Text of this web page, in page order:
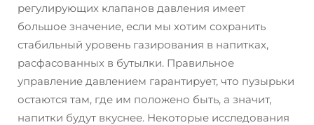
регулирующих клапанов давления имеет
большое значение, если мы хотим сохранить
стабильный уровень газирования в напитках,
расфасованных в бутылки. Правильное
управление давлением гарантирует, что пузырьки
остаются там, где им положено быть, а значит,
напитки будут вкуснее. Некоторые исследования